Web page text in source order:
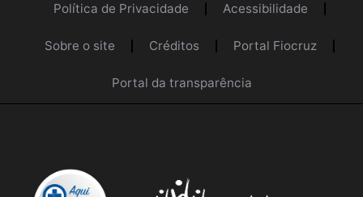
Política de Privacidade Acessibilidade
Sobre o site Créditos Portal Fiocruz
Portal da transparência